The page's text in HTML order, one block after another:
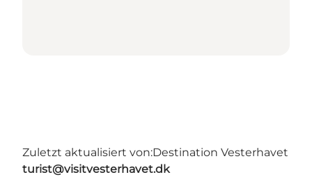
Zuletzt aktualisiert von:Destination Vesterhavet
turist@visitvesterhavet.dk